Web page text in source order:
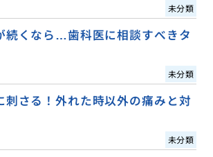
未分類
続くなら…歯科医に相談すべきタ
未分類
刺さる！外れた時以外の痛みと対
未分類